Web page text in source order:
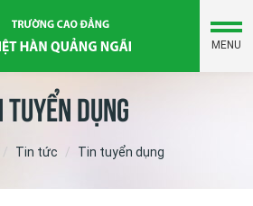
MENU
tuyển dụng
Tin tức Tin tuyển dụng